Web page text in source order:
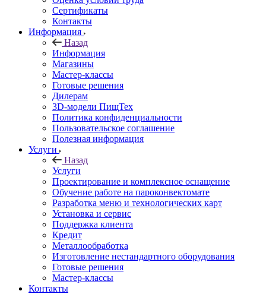
Сертификаты
Контакты
Информация
Назад
Информация
Магазины
Мастер-классы
Готовые решения
Дилерам
3D-модели ПищТех
Политика конфиденциальности
Пользовательское соглашение
Полезная информация
Услуги
Назад
Услуги
Проектирование и комплексное оснащение
Обучение работе на пароконвектомате
Разработка меню и технологических карт
Установка и сервис
Поддержка клиента
Кредит
Металлообработка
Изготовление нестандартного оборудования
Готовые решения
Мастер-классы
Контакты